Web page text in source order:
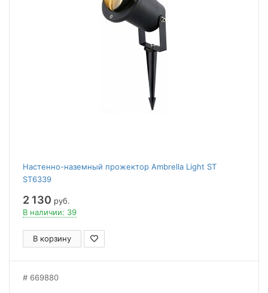
Настенно-наземный прожектор Ambrella Light ST
ST6339
2 130 руб.
В наличии: 39
В корзину
669880